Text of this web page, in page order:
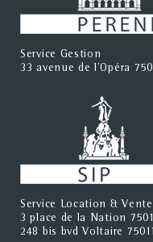
Service Gestion
33 avenue de l'Opéra
Service Location & Vente
3 place de la Nation
248 bis bvd Voltaire